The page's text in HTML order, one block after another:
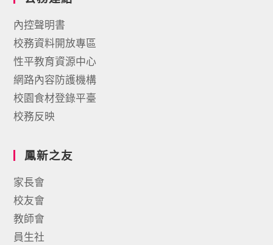
內控聲明書
校務資料開放專區
性平教育資源中心
網路內容防護機構
校園食材登錄平臺
校務反映
鳳新之友
家長會
校友會
教師會
員生社